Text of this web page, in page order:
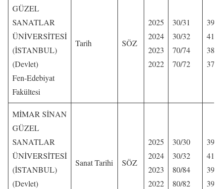
GÜZEL
SANATLAR
ÜNİVERSİTESİ
(İSTANBUL)
(Devlet)
Fen-Edebiyat
Fakültesi
Tarih SÖZ
2025
2024
2023
2022
30/31
30/32
70/74
70/72
MİMAR SİNAN
GÜZEL
SANATLAR
ÜNİVERSİTESİ
(İSTANBUL)
(Devlet)
Sanat Tarihi SÖZ
2025
2024
2023
2022
30/30
30/32
80/84
80/82